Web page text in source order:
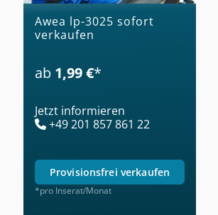
awea lp-3025 sofort
verkaufen
ab 1,99 €*
Jetzt informieren
+49 201 857 861 22
provisionsfrei verkaufen
*pro Inserat/Monat